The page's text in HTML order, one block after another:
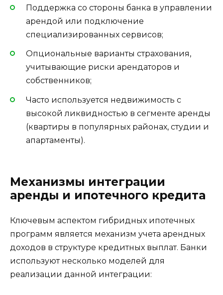
Поддержка со стороны банка в управлении
арендой или подключение
специализированных сервисов;
Опциональные варианты страхования,
учитывающие риски арендаторов и
собственников;
Часто используется недвижимость с
высокой ликвидностью в сегменте аренды
(квартиры в популярных районах, студии и
апартаменты).
Механизмы интеграции
аренды и ипотечного кредита
Ключевым аспектом гибридных ипотечных
программ является механизм учета арендных
доходов в структуре кредитных выплат. Банки
используют несколько моделей для
реализации данной интеграции: